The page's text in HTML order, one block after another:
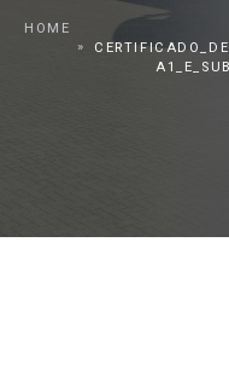
HOME